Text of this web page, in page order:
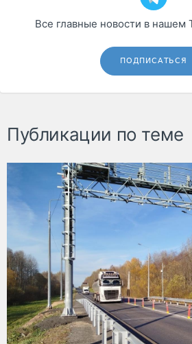
Все главные новости в нашем
ПОДПИСАТЬСЯ
Публикации по теме